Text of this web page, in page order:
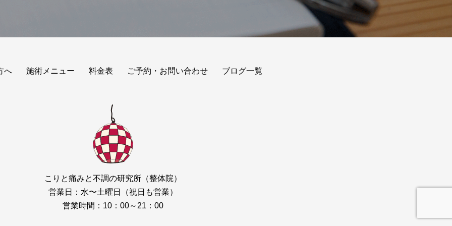
へ 施術メニュー 料金表 ご予約・お問い合わせ ブログ一覧
こりと痛みと不調の研究所（整体院）
営業日：水〜土曜日（祝日も営業）
営業時間：10：00～21：00